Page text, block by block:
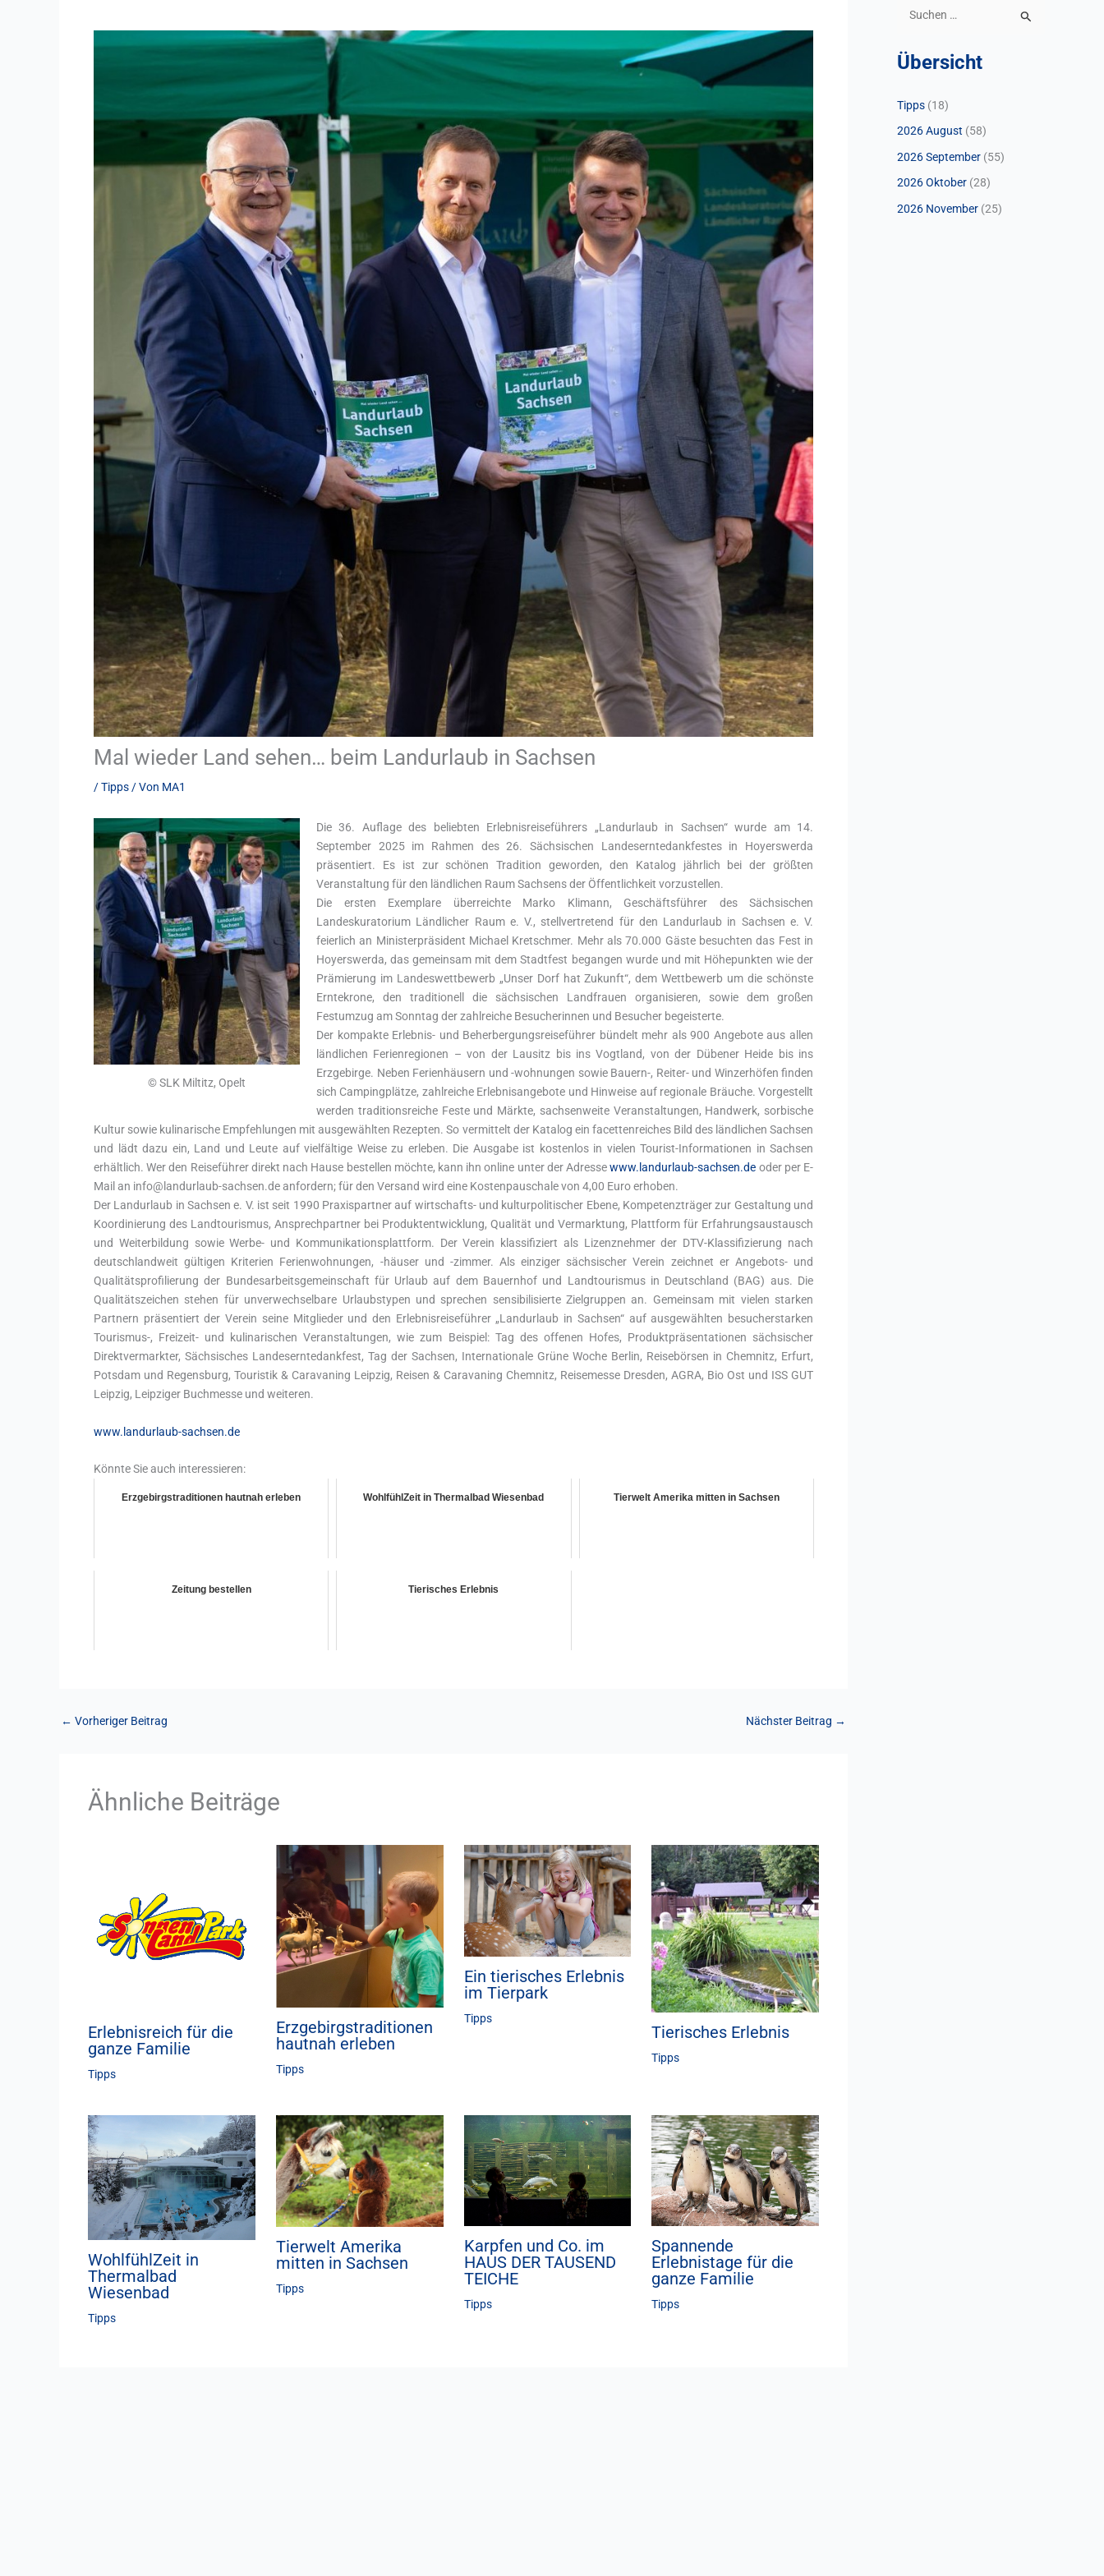
Mal wieder Land sehen… beim Landurlaub in Sachsen
/Tipps / Von MA1
© SLK Miltitz, Opelt
Die 36. Auflage des beliebten Erlebnisreiseführers „Landurlaub in Sachsen“ wurde am 14.
September 2025 im Rahmen des 26. Sächsischen Landeserntedankfestes in Hoyerswerda
präsentiert. Es ist zur schönen Tradition geworden, den Katalog jährlich bei der größten
Veranstaltung für den ländlichen Raum Sachsens der Öffentlichkeit vorzustellen.
Die ersten Exemplare überreichte Marko Klimann, Geschäftsführer des Sächsischen
Landeskuratorium Ländlicher Raum e. V., stellvertretend für den Landurlaub in Sachsen e. V.
feierlich an Ministerpräsident Michael Kretschmer. Mehr als 70.000 Gäste besuchten das Fest in
Hoyerswerda, das gemeinsam mit dem Stadtfest begangen wurde und mit Höhepunkten wie der
Prämierung im Landeswettbewerb „Unser Dorf hat Zukunft“, dem Wettbewerb um die schönste
Erntekrone, den traditionell die sächsischen Landfrauen organisieren, sowie dem großen
Festumzug am Sonntag der zahlreiche Besucherinnen und Besucher begeisterte.
Der kompakte Erlebnis- und Beherbergungsreiseführer bündelt mehr als 900 Angebote aus allen
ländlichen Ferienregionen – von der Lausitz bis ins Vogtland, von der Dübener Heide bis ins
Erzgebirge. Neben Ferienhäusern und -wohnungen sowie Bauern-, Reiter- und Winzerhöfen finden
sich Campingplätze, zahlreiche Erlebnisangebote und Hinweise auf regionale Bräuche. Vorgestellt
werden traditionsreiche Feste und Märkte, sachsenweite Veranstaltungen, Handwerk, sorbische
Kultur sowie kulinarische Empfehlungen mit ausgewählten Rezepten. So vermittelt der Katalog ein facettenreiches Bild des ländlichen Sachsen
und lädt dazu ein, Land und Leute auf vielfältige Weise zu erleben. Die Ausgabe ist kostenlos in vielen Tourist-Informationen in Sachsen
erhältlich. Wer den Reiseführer direkt nach Hause bestellen möchte, kann ihn online unter der Adressewww.landurlaub-sachsen.de oder per E-
Mail an info@landurlaub-sachsen.de anfordern; für den Versand wird eine Kostenpauschale von 4,00 Euro erhoben.
Der Landurlaub in Sachsen e. V. ist seit 1990 Praxispartner auf wirtschafts- und kulturpolitischer Ebene, Kompetenzträger zur Gestaltung und
Koordinierung des Landtourismus, Ansprechpartner bei Produktentwicklung, Qualität und Vermarktung, Plattform für Erfahrungsaustausch
und Weiterbildung sowie Werbe- und Kommunikationsplattform. Der Verein klassifiziert als Lizenznehmer der DTV-Klassifizierung nach
deutschlandweit gültigen Kriterien Ferienwohnungen, -häuser und -zimmer. Als einziger sächsischer Verein zeichnet er Angebots- und
Qualitätsprofilierung der Bundesarbeitsgemeinschaft für Urlaub auf dem Bauernhof und Landtourismus in Deutschland (BAG) aus. Die
Qualitätszeichen stehen für unverwechselbare Urlaubstypen und sprechen sensibilisierte Zielgruppen an. Gemeinsam mit vielen starken
Partnern präsentiert der Verein seine Mitglieder und den Erlebnisreiseführer „Landurlaub in Sachsen“ auf ausgewählten besucherstarken
Tourismus-, Freizeit- und kulinarischen Veranstaltungen, wie zum Beispiel: Tag des offenen Hofes, Produktpräsentationen sächsischer
Direktvermarkter, Sächsisches Landeserntedankfest, Tag der Sachsen, Internationale Grüne Woche Berlin, Reisebörsen in Chemnitz, Erfurt,
Potsdam und Regensburg, Touristik & Caravaning Leipzig, Reisen & Caravaning Chemnitz, Reisemesse Dresden, AGRA, Bio Ost und ISS GUT
Leipzig, Leipziger Buchmesse und weiteren.
www.landurlaub-sachsen.de
Könnte Sie auch interessieren:
Erzgebirgstraditionen hautnah erleben WohlfühlZeit in Thermalbad Wiesenbad Tierwelt Amerika mitten in Sachsen
Zeitung bestellen Tierisches Erlebnis
← Vorheriger Beitrag Nächster Beitrag →
Ähnliche Beiträge
Erlebnisreich für die
ganze Familie
Tipps
Erzgebirgstraditionen
hautnah erleben
Tipps
Ein tierisches Erlebnis
im Tierpark
Tipps
Tierisches Erlebnis
Tipps
WohlfühlZeit in
Thermalbad
Wiesenbad
Tipps
Tierwelt Amerika
mitten in Sachsen
Tipps
Karpfen und Co. im
HAUS DER TAUSEND
TEICHE
Tipps
Spannende
Erlebnistage für die
ganze Familie
Tipps
c
e
n
n
a
c
Übersicht
Tipps (18)
2026 August (58)
2026 September (55)
2026 Oktober (28)
2026 November (25)